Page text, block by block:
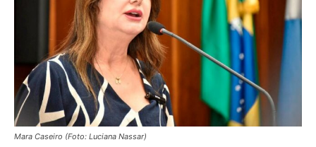
Mara Caseiro (Foto: Luciana Nassar)